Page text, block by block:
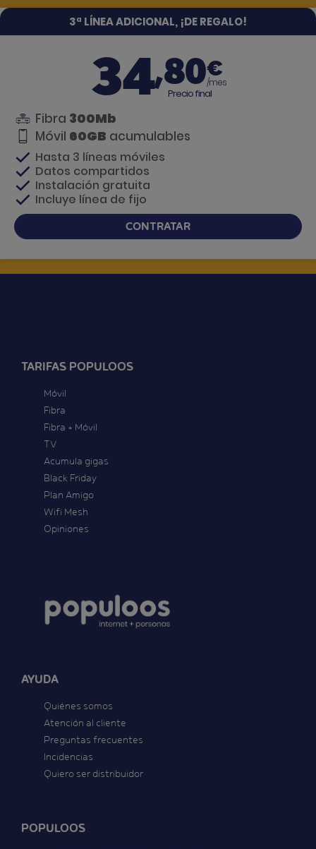
3ª LÍNEA ADICIONAL, ¡DE REGALO!
34,80€
/mes
Precio final
Fibra 300Mb
Móvil 60GB acumulables
Hasta 3 líneas móviles
Datos compartidos
Instalación gratuita
Incluye línea de fijo
CONTRATAR
TARIFAS POPULOOS
Móvil
Fibra
Fibra + Móvil
TV
Acumula gigas
Black Friday
Plan Amigo
Wifi Mesh
Opiniones
AYUDA
Quiénes somos
Atención al cliente
Preguntas frecuentes
Incidencias
Quiero ser distribuidor
POPULOOS